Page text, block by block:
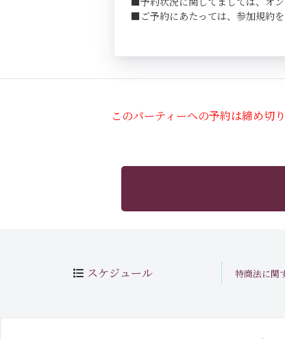
■ご予約にあたっては、参加規約
このパーティーへの予約は締め切り
スケジュール 特商法に関